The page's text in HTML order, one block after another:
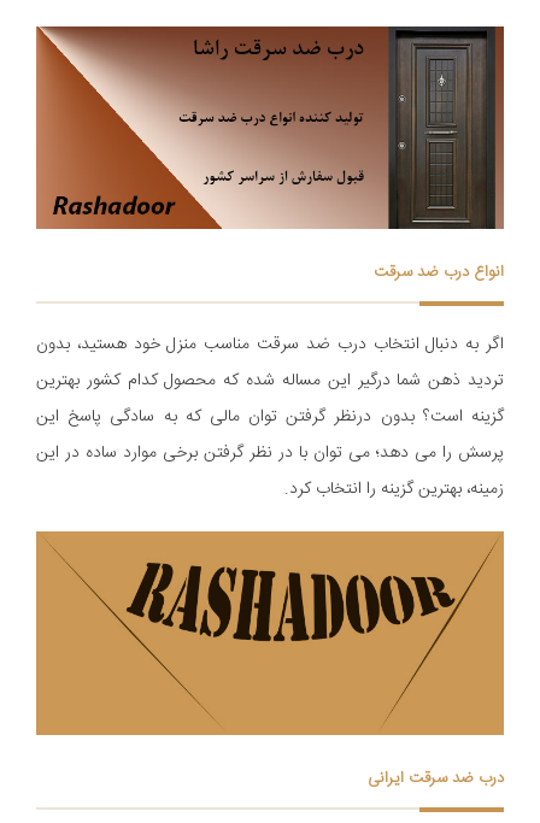
انواع درب ضد سرقت
اگر به دنبال انتخاب درب ضد سرقت مناسب منزل خود هستید، بدون
تردید ذهن شما درگیر این مساله شده که محصول کدام کشور بهترین
گزینه است؟ بدون درنظر گرفتن توان مالی که به سادگی پاسخ این
پرسش را می دهد؛ می توان با در نظر گرفتن برخی موارد ساده در این
زمینه، بهترین گزینه را انتخاب کرد.
درب ضد سرقت ایرانی